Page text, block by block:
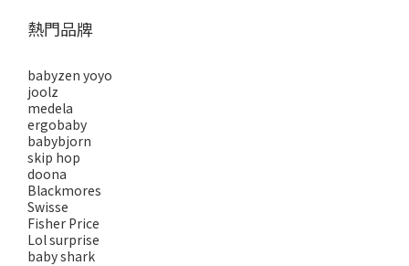
熱門品牌
babyzen yoyo
joolz
medela
ergobaby
babybjorn
skip hop
doona
Blackmores
Swisse
Fisher Price
Lol surprise
baby shark